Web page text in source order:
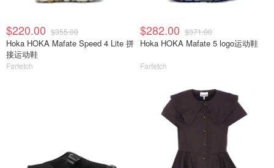
$220.00 $355.00
Hoka HOKA Mafate Speed 4 Lite 拼
接运动鞋
Farfetch
$282.00 $371.00
Hoka HOKA Mafate 5 logo运动鞋
Farfetch